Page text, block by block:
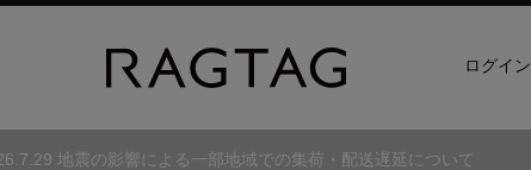
ログイン
地震の影響による一部地域での集荷・配送遅延について